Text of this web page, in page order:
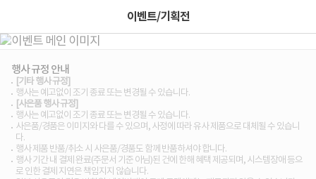
이벤트/기획전
행사 규정 안내
[기타 행사 규정]
행사는 예고없이 조기 종료 또는 변경될 수 있습니다.
[사은품 행사 규정]
행사는 예고없이 조기 종료 또는 변경될 수 있습니다.
사은품/경품은 이미지와 다를 수 있으며, 사정에 따라 유사 제품으로 대체될 수 있습니
다.
행사 제품 반품/취소 시 사은품/경품도 함께 반품하셔야 합니다.
행사 기간 내 결제 완료(주문서 기준 아님)된 건에 한해 혜택 제공되며, 시스템장애 등으
로 인한 결제 지연은 책임지지 않습니다.